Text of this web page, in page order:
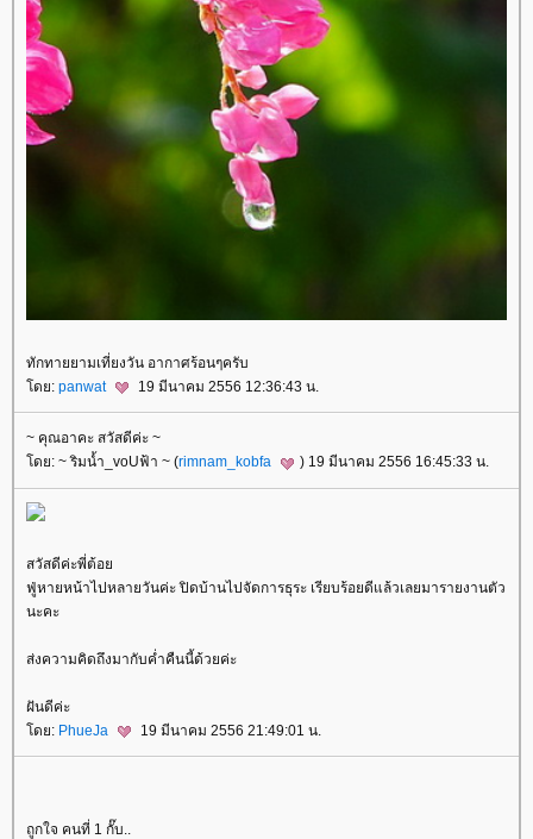
ทักทายยามเที่ยงวัน อากาศร้อนๆครับ
ดย: panwat 19 มีนาคม 2556 12:36:43 น.
~ คุณอาคะ สวัสดีค่ะ ~
ดย: ~ ริมน้ำ_voUฟ้า ~ (rimnam_kobfa ) 19 มีนาคม 2556 16:45:33 น.
สวัสดีค่ะพี่ต้อ
ฟู่หายหน้าไปหลายวันค่ะ ปิดบ้านไปจัดการธุระ เรียบร้อยดีแล้วเลยมารายงานตัว
นะคะ
ส่งความคิดถึงมากับค่ำคืนนี้ด้วยค่ะ
ฝันดีค่ะ
ดย: PhueJa 19 มีนาคม 2556 21:49:01 น.
ถูกใจ คนที่ 1 กั๊บ..